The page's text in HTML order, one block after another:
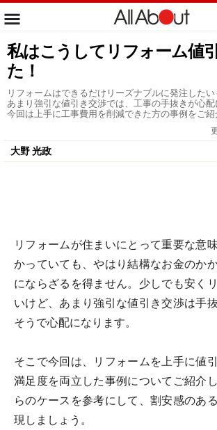
私はこうしてリフォーム値
た！
リフォームはできるだけリーズナブルに発注したい
あまり強引な値引き交渉では、工事の手抜きが心
今回は上手に工事費用を削減できた方の事例をご紹
大野 光政
リフォームが住まいにとって重要な意
かっていても、やはり結構なお金のか
にならざるを得ません。少しでも安く
いけど、あまり強引な値引き交渉は手
そうで心配になります。
そこで今回は、リフォームを上手に値
満足度を両立した事例についてご紹介
らのケースを参考にして、割安感のあ
現しましょう。